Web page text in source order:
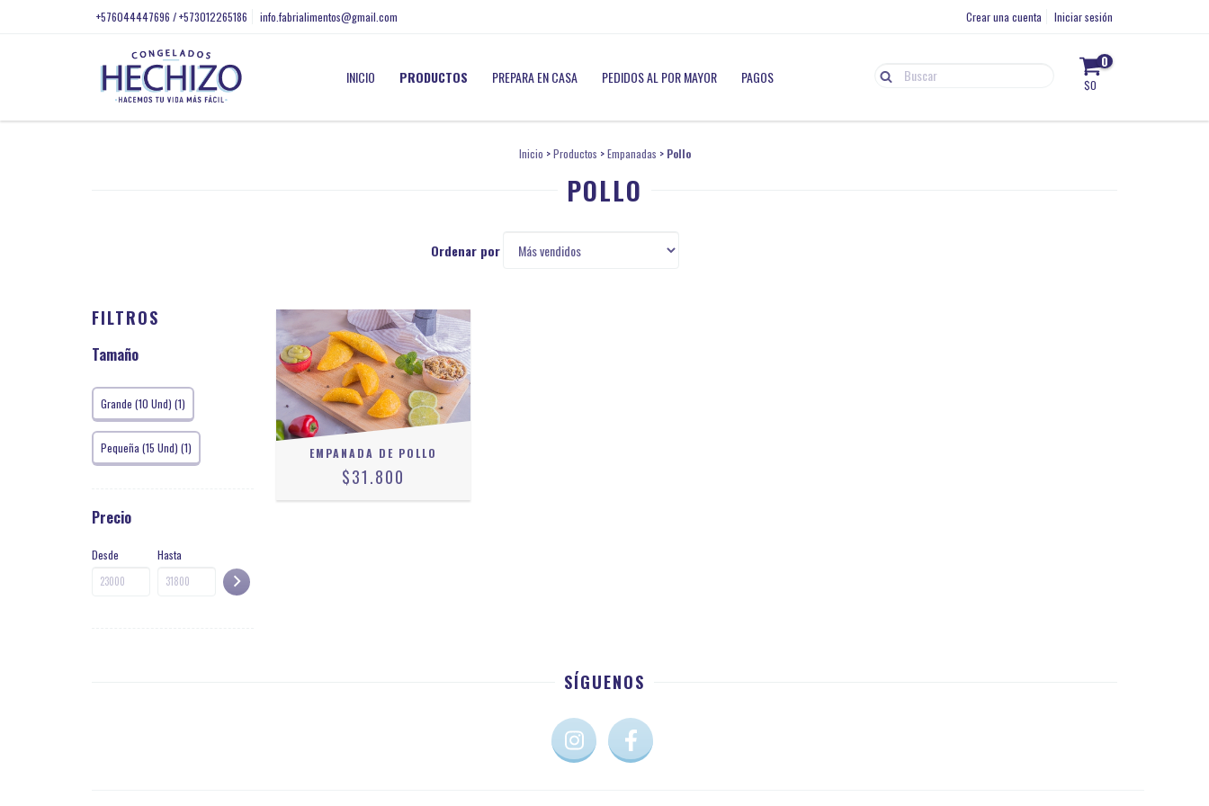
+576044447696 / +573012265186 info.fabrialimentos@gmail.com Crear una cuenta Iniciar sesión
INICIO PRODUCTOS PREPARA EN CASA PEDIDOS AL POR MAYOR PAGOS
0
$0
Inicio > Productos > Empanadas > Pollo
POLLO
Ordenar por
FILTROS
Tamaño
Grande (10 Und) (1)
Pequeña (15 Und) (1)
Precio
Desde Hasta
EMPANADA DE POLLO
$31.800
SÍGUENOS